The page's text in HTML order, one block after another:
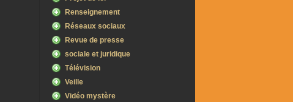
Renseignement
Réseaux sociaux
Revue de presse
sociale et juridique
Télévision
Veille
Vidéo mystère